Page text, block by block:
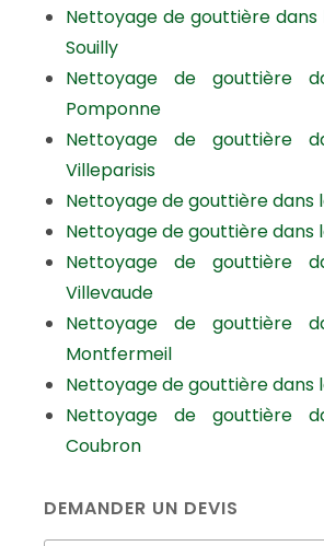
Nettoyage de gouttière dans
Souilly
Nettoyage de gouttière
Pomponne
Nettoyage de gouttière
Villeparisis
Nettoyage de gouttière dans
Nettoyage de gouttière dans
Nettoyage de gouttière
Villevaude
Nettoyage de gouttière
Montfermeil
Nettoyage de gouttière dans
Nettoyage de gouttière
Coubron
DEMANDER UN DEVIS